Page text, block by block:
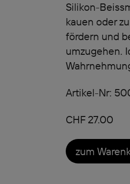
Silikon-
kauen oder
fördern und
umzugehen.
Artikel-Nr:
CHF 27.00
zum